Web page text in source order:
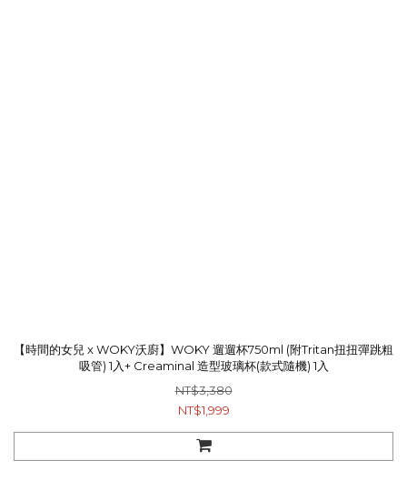
【時間的女兒 x WOKY沃廚】WOKY 遛遛杯750ml (附Tritan扭扭彈跳粗
吸管) 1入+ Creaminal 造型玻璃杯(款式隨機) 1入
NT$3,380
NT$1,999